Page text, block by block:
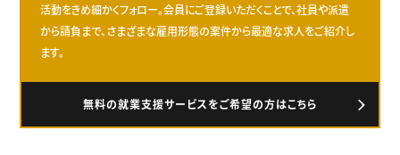
活動をきめ細かくフォロー。会員にご登録いただくことで、社員や派遣
から請負まで、さまざまな雇用形態の案件から最適な求人をご紹介し
ます。
無料の就業支援サービスをご希望の方はこちら